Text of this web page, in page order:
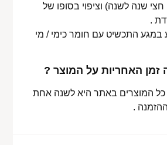
שנה לשנה) וציפוי בסופו של
.
במגע התכשיט עם חומר כימי / מי
האחריות על המוצר ?
כל המוצרים באתר היא לשנה אחת
.